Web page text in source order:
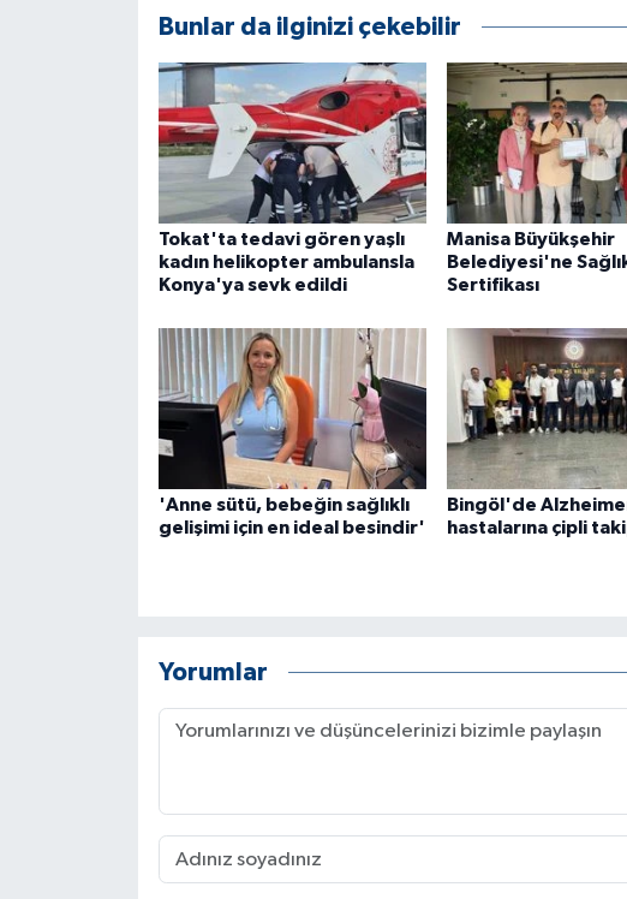
Bunlar da ilginizi çekebilir
Tokat'ta tedavi gören yaşlı
kadın helikopter ambulansla
Konya'ya sevk edildi
Manisa Büyükşehir
Belediyesi'ne
Sertifikası
'Anne sütü, bebeğin sağlıklı
gelişimi için en ideal besindir'
Bingöl'de
hastalarına çipli
Yorumlar